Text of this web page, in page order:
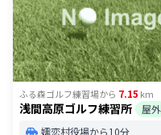
ふる森ゴルフ練習場から 7.15 km
浅間高原ゴルフ練習所
屋外
嬬恋村役場から10分